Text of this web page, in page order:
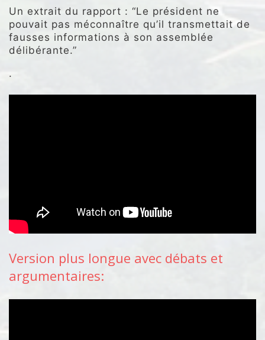
Un extrait du rapport : “Le président ne
pouvait pas méconnaître qu’il transmettait de
fausses informations à son assemblée
délibérante.”
.
Version plus longue avec débats et
argumentaires: